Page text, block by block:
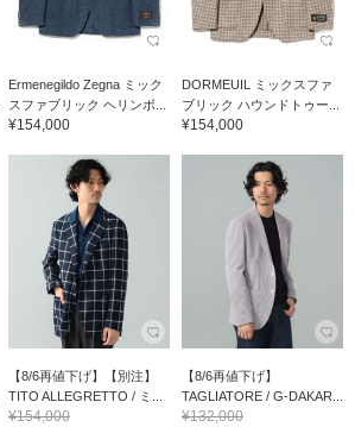
Ermenegildo Zegna ミック
スファブリック ヘリンボ...
¥154,000
DORMEUIL ミックスファ
ブリック ハウンドトゥー...
¥154,000
【8/6再値下げ】【別注】
TITO ALLEGRETTO / ミ...
¥154,000
【8/6再値下げ】
TAGLIATORE / G-DAKAR...
¥132,000